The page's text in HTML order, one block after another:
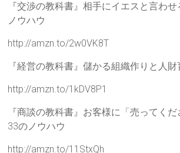
『交渉の教科書』相手にイエスと言わ
ノウハウ
http://amzn.to/2w0VK8T
『経営の教科書』儲かる組織作りと人財
http://amzn.to/1kDV8P1
『商談の教科書』お客様に「売ってく
33のノウハウ
http://amzn.to/11StxQh